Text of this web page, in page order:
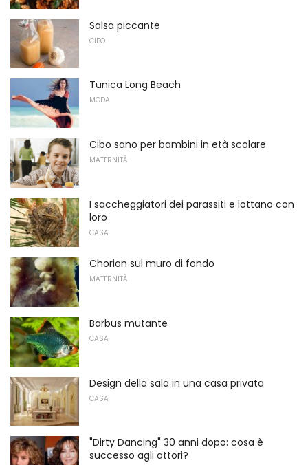
Salsa piccante
CIBO
Tunica Long Beach
MODA
Cibo sano per bambini in età scolare
MATERNITÀ
I saccheggiatori dei parassiti e lottano con
loro
CASA
Chorion sul muro di fondo
MATERNITÀ
Barbus mutante
CASA
Design della sala in una casa privata
CASA
"Dirty Dancing" 30 anni dopo: cosa è
successo agli attori?